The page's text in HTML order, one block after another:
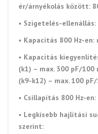
ér/árnyékolás között:
• Szigetelés-ellenállás:
• Kapacitás 800 Hz-en:
• Kapacitás
(k1) – max. 300 pF/100
(k9-k12) – max. 100
• Csillapítás 800 Hz-en:
• Legkisebb hajlítási
szerint: